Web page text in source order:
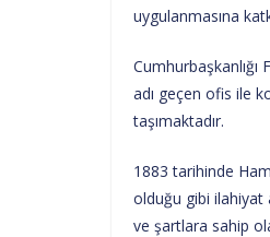
uygulanmasına
adı geçen ofis ile
taşımaktadır.
1883 tarihinde
olduğu gibi ilahiyat
ve şartlara sahip